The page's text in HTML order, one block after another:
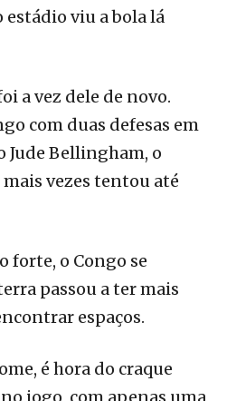
estádio viu a bola lá
a vez dele de novo.
com duas defesas em
Jude Bellingham, o
vezes tentou até
forte, o Congo se
passou a ter mais
espaços.
é hora do craque